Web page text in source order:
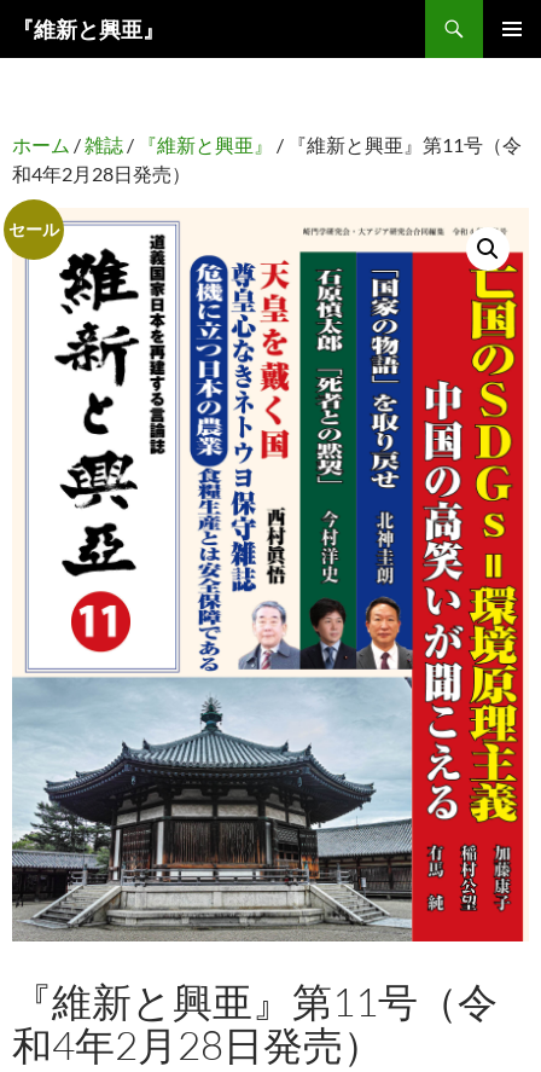
へ
ス
キ
ッ
『維新と興亜』
ホーム /雑誌 / 『維新と興亜』
/ 『維新と興亜』第11号（令
和4年2月28日発売）
セール
『維新と興亜』第11号（令
和4年2月28日発売）